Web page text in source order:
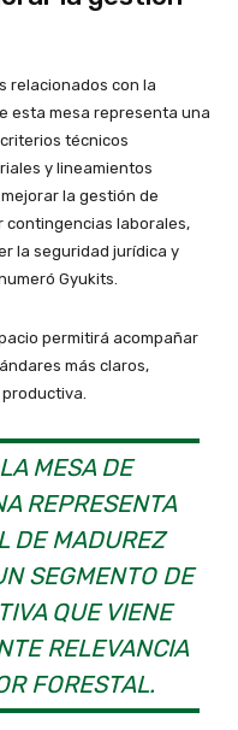
relacionados con la
esta mesa representa una
técnicos
y lineamientos
la gestión de
contingencias laborales,
la seguridad jurídica y
Gyukits.
permitirá acompañar
más claros,
MESA DE
REPRESENTA
DE MADUREZ
SEGMENTO DE
QUE VIENE
RELEVANCIA
FORESTAL.